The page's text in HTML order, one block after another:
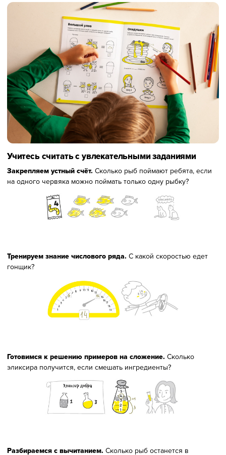
Учитесь считать с увлекательными заданиями
Закрепляем устный счёт. Сколько рыб поймают ребята, если
на одного червяка можно поймать только одну рыбку?
Тренируем знание числового ряда. С какой скоростью едет
гонщик?
Готовимся к решению примеров на сложение. Сколько
эликсира получится, если смешать ингредиенты?
Разбираемся с вычитанием. Сколько рыб останется в